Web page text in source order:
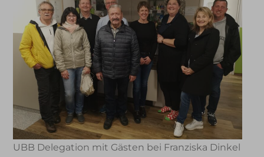
UBB Delegation mit Gästen bei Franziska Dinkel